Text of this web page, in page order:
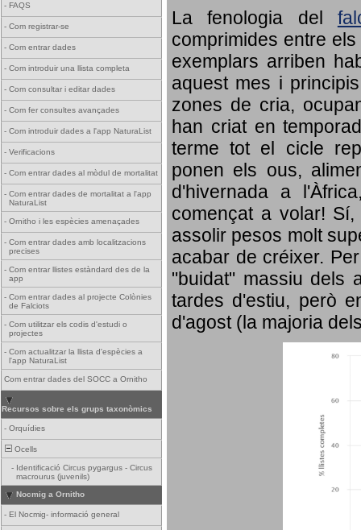
- FAQS
- Com registrar-se
- Com entrar dades
- Com introduir una llista completa
- Com consultar i editar dades
- Com fer consultes avançades
- Com introduir dades a l'app NaturaList
- Verificacions
- Com entrar dades al mòdul de mortalitat
- Com entrar dades de mortalitat a l'app
NaturaList
- Ornitho i les espècies amenaçades
- Com entrar dades amb localitzacions
precises
- Com entrar llistes estàndard des de la
app
- Com entrar dades al projecte Colònies
de Falciots
- Com utilitzar els codis d'estudi o
projectes
- Com actualitzar la llista d'espècies a
l'app NaturaList
Com entrar dades del SOCC a Ornitho
Recursos sobre els grups taxonòmics
- Orquídies
Ocells
- Identificació Circus pygargus - Circus
macrourus (juvenils)
Nocmig a Ornitho
- El Nocmig- informació general
La fenologia del
comprimides entre
exemplars arriben
aquest mes i
zones de cria,
han criat en
terme tot el cicle
ponen els ous,
d'hivernada a
començat a volar!
assolir pesos molt
acabar de créixer.
"buidat" massiu dels
tardes d'estiu, però
d'agost (la majoria